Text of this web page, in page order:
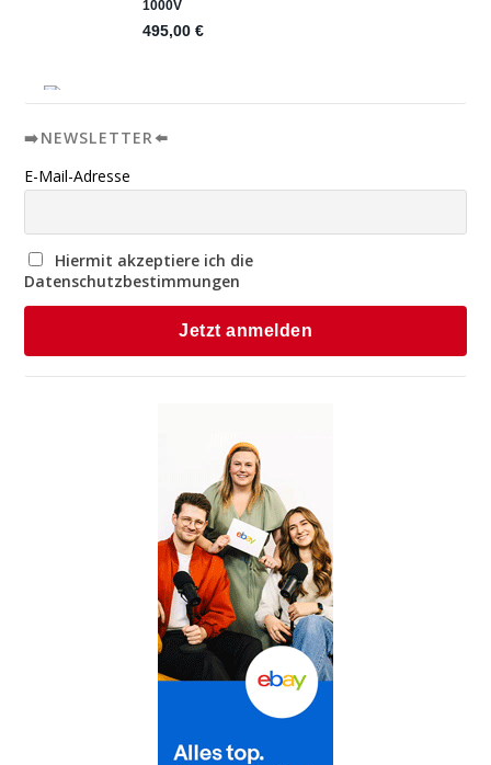
➡️NEWSLETTER⬅️
E-Mail-Adresse
Hiermit akzeptiere ich die
Datenschutzbestimmungen